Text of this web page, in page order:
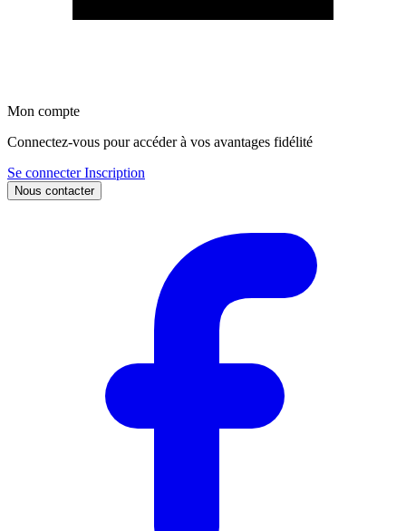
Mon compte
Connectez-vous pour accéder à vos avantages fidélité
Se connecterInscription
Nous contacter